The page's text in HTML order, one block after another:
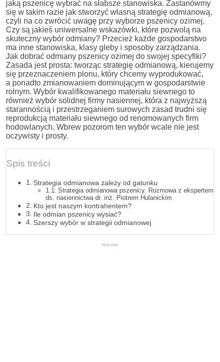
jaką pszenicę wybrać na słabsze stanowiska. Zastanówmy
się w takim razie jak stworzyć własną strategię odmianową,
czyli na co zwrócić uwagę przy wyborze pszenicy ozimej.
Czy są jakieś uniwersalne wskazówki, które pozwolą na
skuteczny wybór odmiany? Przecież każde gospodarstwo
ma inne stanowiska, klasy gleby i sposoby zarządzania.
Jak dobrać odmiany pszenicy ozimej do swojej specyfiki?
Zasada jest prosta: tworząc strategię odmianową, kierujemy
się przeznaczeniem plonu, który chcemy wyprodukować,
a ponadto zmianowaniem dominującym w gospodarstwie
rolnym. Wybór kwalifikowanego materiału siewnego to
również wybór solidnej firmy nasiennej, która z najwyższą
starannością i przestrzeganiem surowych zasad trudni się
reprodukcją materiału siewnego od renomowanych firm
hodowlanych. Wbrew pozorom ten wybór wcale nie jest
oczywisty i prosty.
Spis treści
Strategia odmianowa zależy od gatunku
Strategia odmianowa pszenicy. Rozmowa z ekspertem
ds. nasiennictwa dr. inż. Piotrem Hulanickim
Kto jest naszym kontrahentem?
Ile odmian pszenicy wysiać?
Szerszy wybór w strategii odmianowej
REKLAMA